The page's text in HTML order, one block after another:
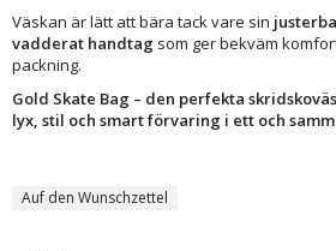
Väskan är lätt att bära tack vare sin
vadderat handtag som ger bekväm
packning.
Gold Skate Bag – den perfekta
lyx, stil och smart förvaring i ett och
Auf den Wunschzettel